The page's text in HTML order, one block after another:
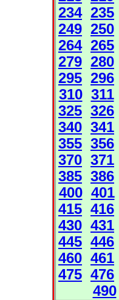
234 235
249 250
264 265
279 280
295 296
310 311
325 326
340 341
355 356
370 371
385 386
400 401
415 416
430 431
445 446
460 461
475 476
490